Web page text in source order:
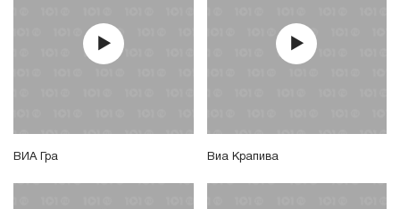
ВИА Гра Виа Крапива